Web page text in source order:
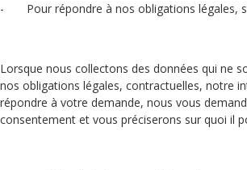
- Pour répondre à nos obligations légales,
Lorsque nous collectons des données qui ne
nos obligations légales, contractuelles, notre
répondre à votre demande, nous vous
consentement et vous préciserons sur quoi il